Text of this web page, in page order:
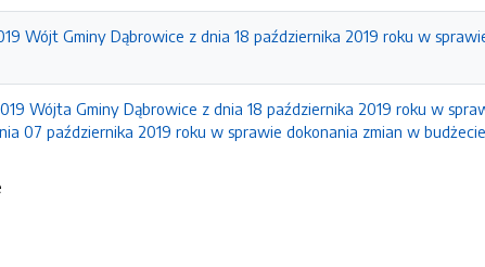
Wójt Gminy Dąbrowice z dnia 18 października 2019 roku w
Wójta Gminy Dąbrowice z dnia 18 października 2019 roku w
07 października 2019 roku w sprawie dokonania zmian w